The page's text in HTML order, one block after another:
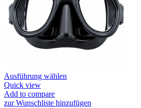
Ausführung wählen
mehrere
Quick view
Add to compare
zur Wunschliste hinzufügen